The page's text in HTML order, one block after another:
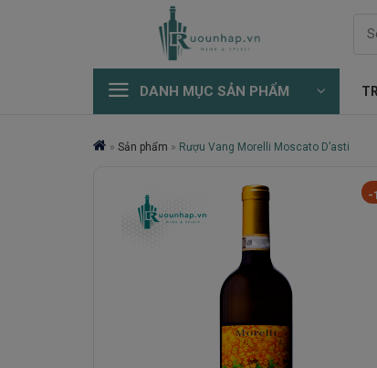
DANH MỤC SẢN PHẨM
» Sản phẩm » Rượu Vang Morelli Moscato D’asti
-